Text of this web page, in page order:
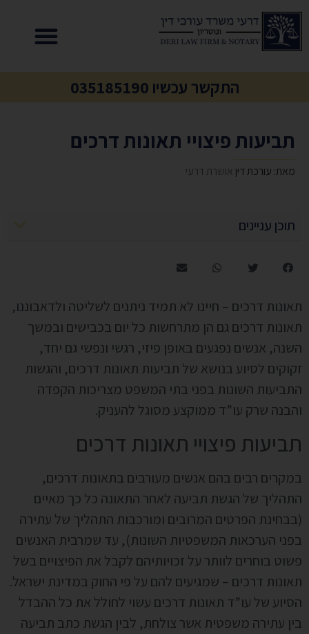
התקשר עכשיו 035185190
תביעות פיצויי תאונות דרכים
מאת: עורכת דין אושרת דרעי
תוכן עניינים
תאונות דרכים – חיינו לא תמיד ניתנים לשליטה ולדאבוננו,
תאונות דרכים גם הן מתרחשות כל יום בכבישים ובמשך
השנה, אנשים נפגעים באופן פיזי, רגשי ונפשי גם יחד,
זקוקים לסיוע בנושא של תביעות תאונות דרכים, והגשות
התביעות השונות בפני בתי המשפט מצריכות הקפדה
והבנה שרק עו”ד ממוקצע מסוגל להעניק.
תביעות פיצויי תאונות דרכים
במקרים רבים בהם אנשים מעורבים בתאונות דרכים,
התהליך של הגשת תביעה לאחר התאונה כל כך מאיים
(בבחינת הפרטים המרובים ומורכבות התהליך של עתירה
בפני הערכאות המשפטיות השונות), עד שמרבית האנשים
פשוט בוחרים לוותר על זכויותיהם לקבל את הפיצויים בשל
תאונות דרכים – שמגיעים להם על פי החוק במדינת ישראל.
הסיוע של עו”ד תאונות דרכים עשוי לחולל את כל ההבדל
בין עתירה משפטית אשר צולחת, לבין הגשת כתב תביעה